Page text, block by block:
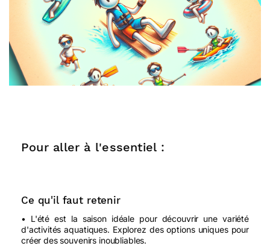
Pour aller à l'essentiel :
Ce qu'il faut retenir
• L'été est la saison idéale pour découvrir une variété
d'activités aquatiques. Explorez des options uniques pour
créer des souvenirs inoubliables.